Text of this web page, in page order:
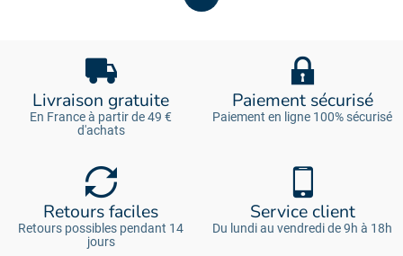
Livraison gratuite
En France à partir de 49 €
d'achats
Paiement sécurisé
Paiement en ligne 100% sécurisé
Retours faciles
Retours possibles pendant 14
jours
Service client
Du lundi au vendredi de 9h à 18h